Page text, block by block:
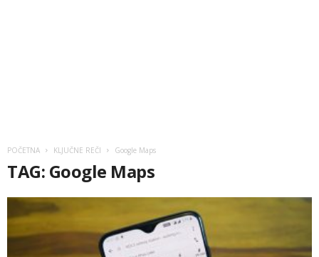
POČETNA KLJUČNE REČI Google Maps
TAG: Google Maps